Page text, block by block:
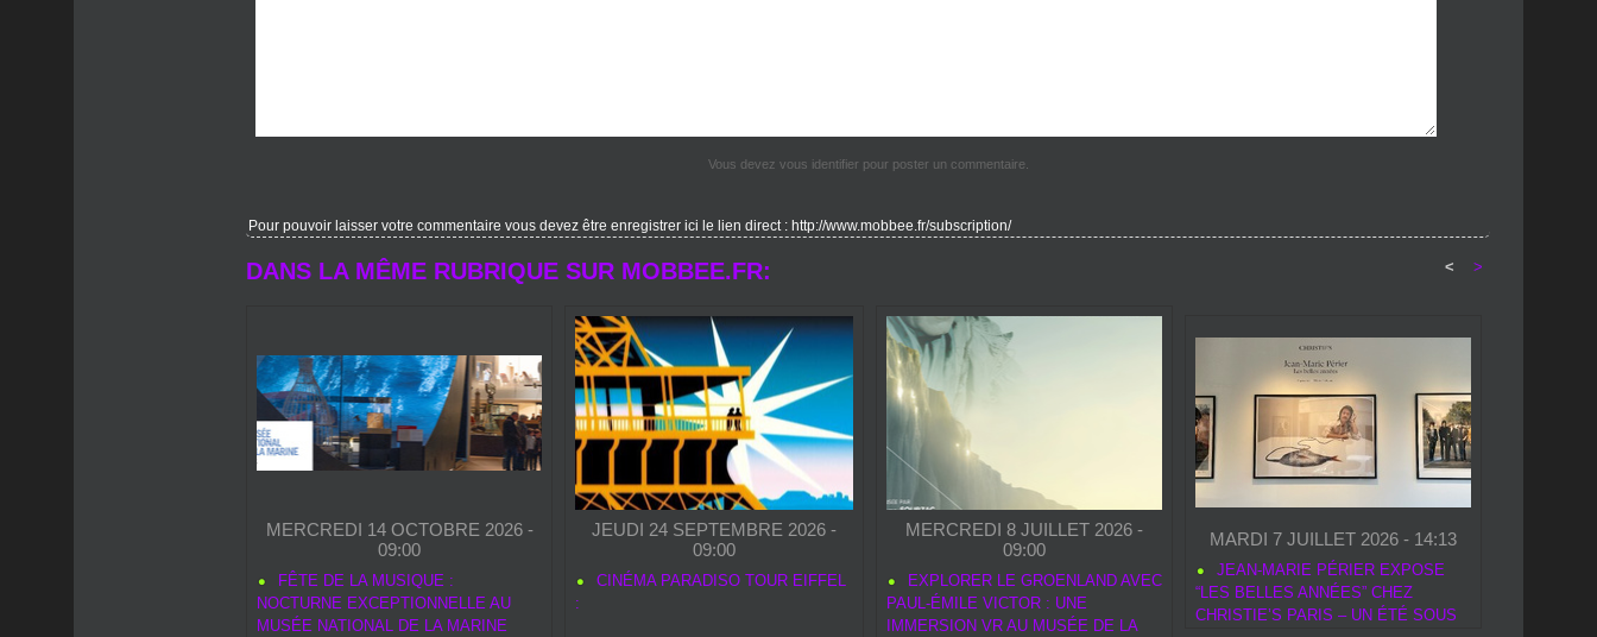
Vous devez vous identifier pour poster un commentaire.
Pour pouvoir laisser votre commentaire vous devez être enregistrer ici le lien direct : http://www.mobbee.fr/subscription/
DANS LA MÊME RUBRIQUE SUR MOBBEE.FR: < >
MERCREDI 14 OCTOBRE 2026 -
09:00
FÊTE DE LA MUSIQUE :
NOCTURNE EXCEPTIONNELLE AU
MUSÉE NATIONAL DE LA MARINE
JEUDI 24 SEPTEMBRE 2026 -
09:00
CINÉMA PARADISO TOUR EIFFEL
:
MERCREDI 8 JUILLET 2026 -
09:00
EXPLORER LE GROENLAND AVEC
PAUL‑ÉMILE VICTOR : UNE
IMMERSION VR AU MUSÉE DE LA
MARDI 7 JUILLET 2026 - 14:13
JEAN‑MARIE PÉRIER EXPOSE
“LES BELLES ANNÉES” CHEZ
CHRISTIE’S PARIS – UN ÉTÉ SOUS